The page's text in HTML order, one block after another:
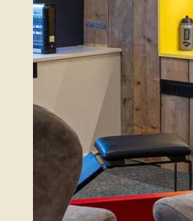
Wij helpen u graag
Je voeten verdienen alleen het
Tasko ben je ervan verzekerd
schoenen koopt die perfect bij
passen. Wij hopen jou snel te
in onze winkel, waar onze
graag te woord staan.